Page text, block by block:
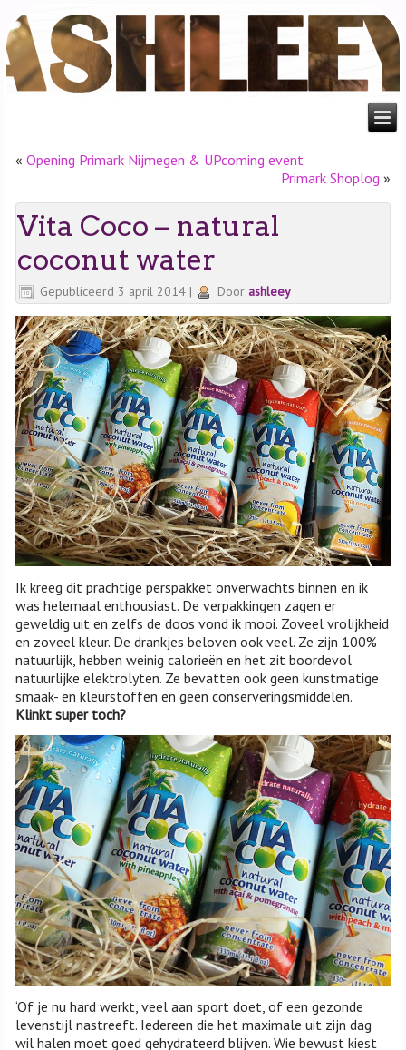
«Opening Primark Nijmegen & UPcoming event
Primark Shoplog »
Vita Coco – natural
coconut water
Gepubliceerd 3 april 2014 | Door ashleey
Ik kreeg dit prachtige perspakket onverwachts binnen en ik
was helemaal enthousiast. De verpakkingen zagen er
geweldig uit en zelfs de doos vond ik mooi. Zoveel vrolijkheid
en zoveel kleur. De drankjes beloven ook veel. Ze zijn 100%
natuurlijk, hebben weinig calorieën en het zit boordevol
natuurlijke elektrolyten. Ze bevatten ook geen kunstmatige
smaak- en kleurstoffen en geen conserveringsmiddelen.
Klinkt super toch?
‘Of je nu hard werkt, veel aan sport doet, of een gezonde
levenstijl nastreeft. Iedereen die het maximale uit zijn dag
wil halen moet goed gehydrateerd blijven. Wie bewust kiest